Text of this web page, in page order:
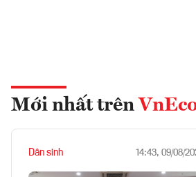
Mới nhất trên
Dân sinh 14:43, 09/08/